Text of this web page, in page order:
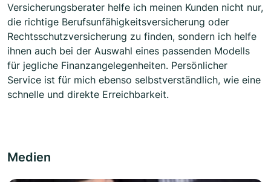
Versicherungsberater helfe ich meinen Kunden nicht nur,
die richtige Berufsunfähigkeitsversicherung oder
Rechtsschutzversicherung zu finden, sondern ich helfe
ihnen auch bei der Auswahl eines passenden Modells
für jegliche Finanzangelegenheiten. Persönlicher
Service ist für mich ebenso selbstverständlich, wie eine
schnelle und direkte Erreichbarkeit.
Medien